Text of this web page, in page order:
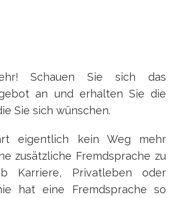
Schauen Sie sich das
an und erhalten Sie die
Sie sich wünschen.
eigentlich kein Weg mehr
zusätzliche Fremdsprache zu
Karriere, Privatleben oder
hat eine Fremdsprache so